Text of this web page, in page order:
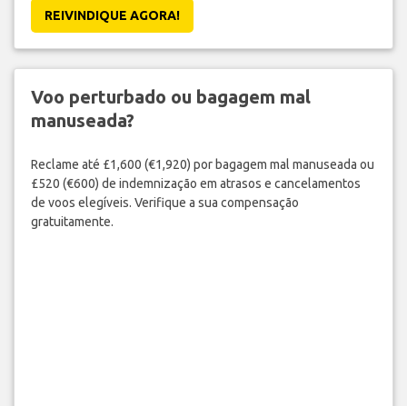
REIVINDIQUE AGORA!
Voo perturbado ou bagagem mal
manuseada?
Reclame até £1,600 (€1,920) por bagagem mal manuseada ou
£520 (€600) de indemnização em atrasos e cancelamentos
de voos elegíveis. Verifique a sua compensação
gratuitamente.